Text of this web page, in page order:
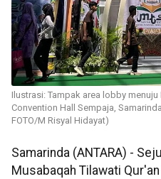
Ilustrasi: Tampak area lobby
Convention Hall Sempaja,
FOTO/M Risyal Hidayat)
Samarinda (ANTARA) -
Musabaqah Tilawati